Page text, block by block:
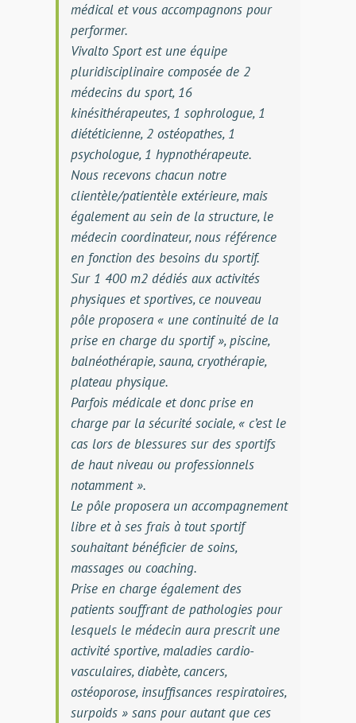
médical et vous accompagnons pour
performer.
Vivalto Sport est une équipe
pluridisciplinaire composée de 2
médecins du sport, 16
kinésithérapeutes, 1 sophrologue, 1
diététicienne, 2 ostéopathes, 1
psychologue, 1 hypnothérapeute.
Nous recevons chacun notre
clientèle/patientèle extérieure, mais
également au sein de la structure, le
médecin coordinateur, nous référence
en fonction des besoins du sportif.
Sur 1 400 m2 dédiés aux activités
physiques et sportives, ce nouveau
pôle proposera « une continuité de la
prise en charge du sportif », piscine,
balnéothérapie, sauna, cryothérapie,
plateau physique.
Parfois médicale et donc prise en
charge par la sécurité sociale, « c’est le
cas lors de blessures sur des sportifs
de haut niveau ou professionnels
notamment ».
Le pôle proposera un accompagnement
libre et à ses frais à tout sportif
souhaitant bénéficier de soins,
massages ou coaching.
Prise en charge également des
patients souffrant de pathologies pour
lesquels le médecin aura prescrit une
activité sportive, maladies cardio-
vasculaires, diabète, cancers,
ostéoporose, insuffisances respiratoires,
surpoids » sans pour autant que ces